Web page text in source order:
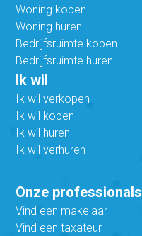
Woning kopen
Woning huren
Bedrijfsruimte kopen
Bedrijfsruimte huren
Ik wil
Ik wil verkopen
Ik wil kopen
Ik wil huren
Ik wil verhuren
Onze professionals
Vind een makelaar
Vind een taxateur